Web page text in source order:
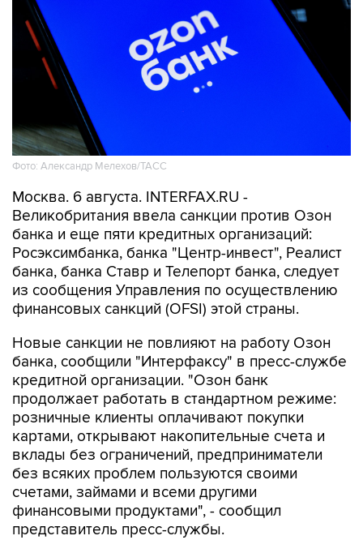
Фото: Александр Мелехов/ТАСС
Москва. 6 августа. INTERFAX.RU -
Великобритания ввела санкции против Озон
банка и еще пяти кредитных организаций:
Росэксимбанка, банка "Центр-инвест", Реалист
банка, банка Ставр и Телепорт банка, следует
из сообщения Управления по осуществлению
финансовых санкций (OFSI) этой страны.
Новые санкции не повлияют на работу Озон
банка, сообщили "Интерфаксу" в пресс-службе
кредитной организации. "Озон банк
продолжает работать в стандартном режиме:
розничные клиенты оплачивают покупки
картами, открывают накопительные счета и
вклады без ограничений, предприниматели
без всяких проблем пользуются своими
счетами, займами и всеми другими
финансовыми продуктами", - сообщил
представитель пресс-службы.